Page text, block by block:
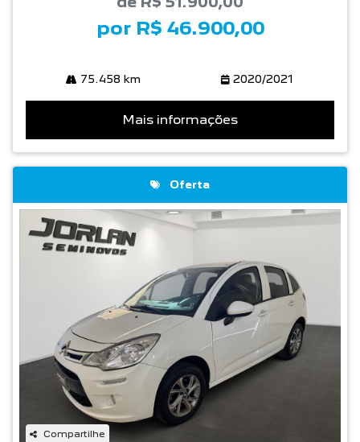
por R$ 46.900,00
75.458 km 2020/2021
Mais informações
Oferta
Compartilhe